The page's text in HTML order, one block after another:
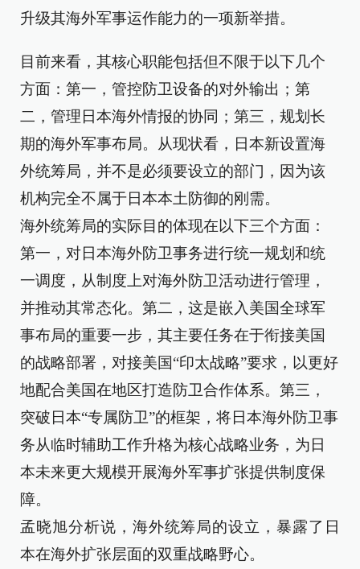
升级其海外军事运作能力的一项新举措。
目前来看，其核心职能包括但不限于以下几个
方面：第一，管控防卫设备的对外输出；第
二，管理日本海外情报的协同；第三，规划长
期的海外军事布局。从现状看，日本新设置海
外统筹局，并不是必须要设立的部门，因为该
机构完全不属于日本本土防御的刚需。
海外统筹局的实际目的体现在以下三个方面：
第一，对日本海外防卫事务进行统一规划和统
一调度，从制度上对海外防卫活动进行管理，
并推动其常态化。第二，这是嵌入美国全球军
事布局的重要一步，其主要任务在于衔接美国
的战略部署，对接美国“印太战略”要求，以更好
地配合美国在地区打造防卫合作体系。第三，
突破日本“专属防卫”的框架，将日本海外防卫事
务从临时辅助工作升格为核心战略业务，为日
本未来更大规模开展海外军事扩张提供制度保
障。
孟晓旭分析说，海外统筹局的设立，暴露了日
本在海外扩张层面的双重战略野心。